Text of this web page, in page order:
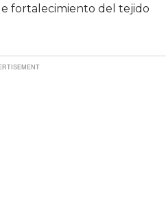
fortalecimiento del tejido